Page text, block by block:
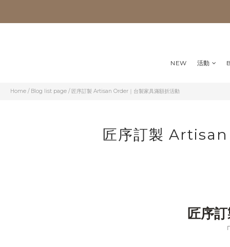
NEW 活動
Home / Blog list page / 匠序訂製 Artisan Order｜台製家具滿額折活動
匠序訂製 Artisan
匠序